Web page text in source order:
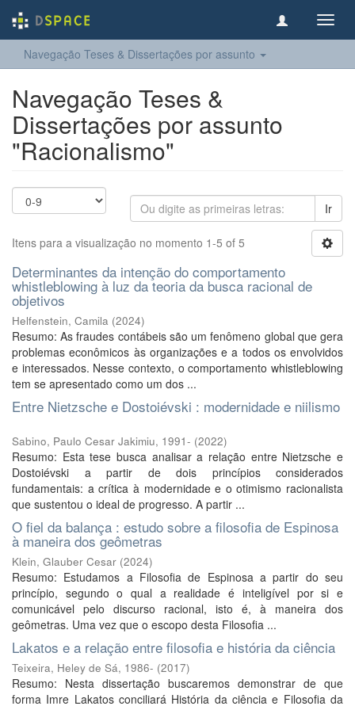
Navegação Teses & Dissertações por assunto
Navegação Teses &
Dissertações por assunto
"Racionalismo"
Ir
Itens para a visualização no momento 1-5 of 5
Determinantes da intenção do comportamento
whistleblowing à luz da teoria da busca racional de
objetivos
Helfenstein, Camila (2024)
Resumo: As fraudes contábeis são um fenômeno global que gera
problemas econômicos às organizações e a todos os envolvidos
e interessados. Nesse contexto, o comportamento whistleblowing
tem se apresentado como um dos ...
Entre Nietzsche e Dostoiévski : modernidade e niilismo
Sabino, Paulo Cesar Jakimiu, 1991- (2022)
Resumo: Esta tese busca analisar a relação entre Nietzsche e
Dostoiévski a partir de dois princípios considerados
fundamentais: a crítica à modernidade e o otimismo racionalista
que sustentou o ideal de progresso. A partir ...
O fiel da balança : estudo sobre a filosofia de Espinosa
à maneira dos geômetras
Klein, Glauber Cesar (2024)
Resumo: Estudamos a Filosofia de Espinosa a partir do seu
princípio, segundo o qual a realidade é inteligível por si e
comunicável pelo discurso racional, isto é, à maneira dos
geômetras. Uma vez que o escopo desta Filosofia ...
Lakatos e a relação entre filosofia e história da ciência
Teixeira, Heley de Sá, 1986- (2017)
Resumo: Nesta dissertação buscaremos demonstrar de que
forma Imre Lakatos conciliará História da ciência e Filosofia da